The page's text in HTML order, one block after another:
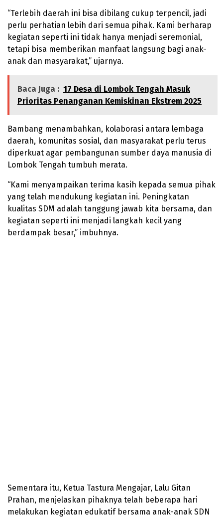
“Terlebih daerah ini bisa dibilang cukup terpencil, jadi
perlu perhatian lebih dari semua pihak. Kami berharap
kegiatan seperti ini tidak hanya menjadi seremonial,
tetapi bisa memberikan manfaat langsung bagi anak-
anak dan masyarakat,” ujarnya.
Baca Juga : 17 Desa di Lombok Tengah Masuk
Prioritas Penanganan Kemiskinan Ekstrem 2025
Bambang menambahkan, kolaborasi antara lembaga
daerah, komunitas sosial, dan masyarakat perlu terus
diperkuat agar pembangunan sumber daya manusia di
Lombok Tengah tumbuh merata.
“Kami menyampaikan terima kasih kepada semua pihak
yang telah mendukung kegiatan ini. Peningkatan
kualitas SDM adalah tanggung jawab kita bersama, dan
kegiatan seperti ini menjadi langkah kecil yang
berdampak besar,” imbuhnya.
Sementara itu, Ketua Tastura Mengajar, Lalu Gitan
Prahan, menjelaskan pihaknya telah beberapa hari
melakukan kegiatan edukatif bersama anak-anak SDN